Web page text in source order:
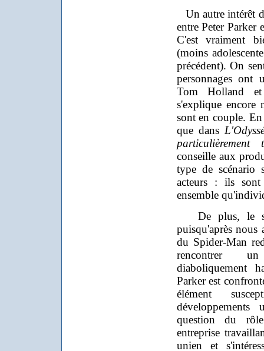
Un autre intérêt
entre Peter
C'est vraiment
(moins
précédent). On
personnages ont
Tom Holland
s'explique encore
sont en couple.
que dans
particulièrement
conseille aux
type de scénario
acteurs : ils sont
ensemble
De plus, le
puisqu'après
du Spider-Man
rencontrer
diaboliquement
Parker est
élément
question du
entreprise
unien et